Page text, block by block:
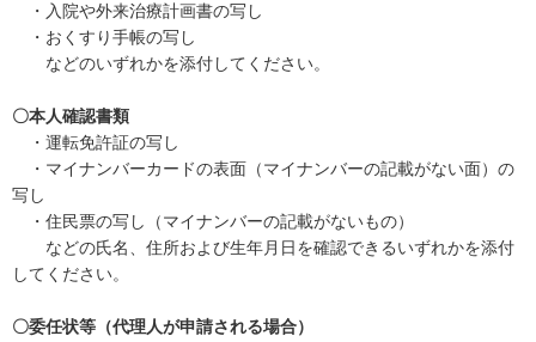
・入院や外来治療計画書の写し
・おくすり手帳の写し
などのいずれかを添付してください。
〇本人確認書類
・運転免許証の写し
・マイナンバーカードの表面（マイナンバーの記載がない面）の
写し
・住民票の写し（マイナンバーの記載がないもの）
などの氏名、住所および生年月日を確認できるいずれかを添付
してください。
〇委任状等（代理人が申請される場合）